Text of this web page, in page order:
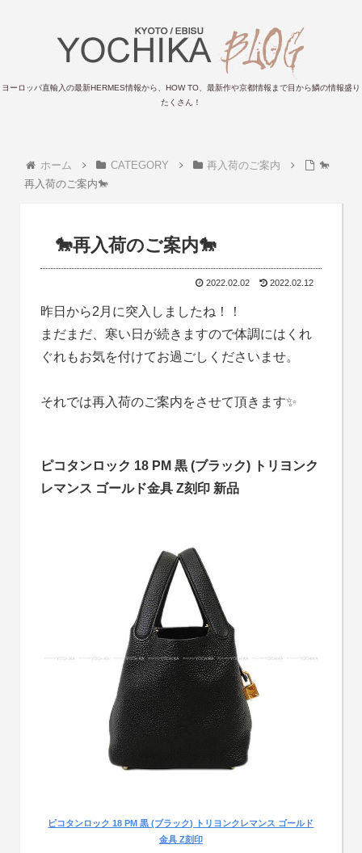
ヨーロッパ直輸入の最新HERMES情報から、HOW TO、最新作や京都情報まで目から鱗の情報盛り
たくさん！
ホーム CATEGORY 再入荷のご案内
🐎
再入荷のご案内🐎
🐎再入荷のご案内🐎
2022.02.02 2022.02.12
昨日から2月に突入しましたね！！
まだまだ、寒い日が続きますので体調にはくれ
ぐれもお気を付けてお過ごしくださいませ。
それでは再入荷のご案内をさせて頂きます✨
ピコタンロック 18 PM 黒 (ブラック) トリヨンク
レマンス ゴールド金具 Z刻印 新品
ピコタンロック 18 PM 黒 (ブラック) トリヨンクレマンス ゴールド
金具 Z刻印